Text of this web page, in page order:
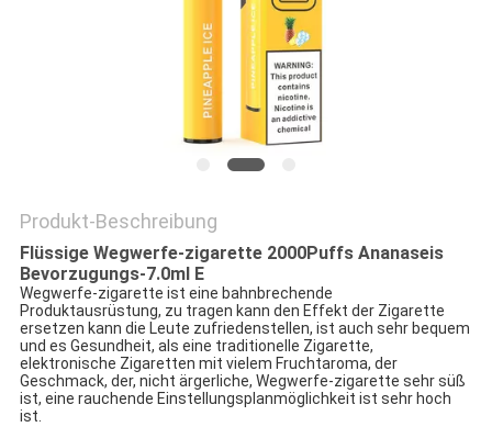
Produkt-Beschreibung
Flüssige Wegwerfe-zigarette 2000Puffs Ananaseis
Bevorzugungs-7.0ml E
Wegwerfe-zigarette ist eine bahnbrechende
Produktausrüstung, zu tragen kann den Effekt der Zigarette
ersetzen kann die Leute zufriedenstellen, ist auch sehr bequem
und es Gesundheit, als eine traditionelle Zigarette,
elektronische Zigaretten mit vielem Fruchtaroma, der
Geschmack, der, nicht ärgerliche, Wegwerfe-zigarette sehr süß
ist, eine rauchende Einstellungsplanmöglichkeit ist sehr hoch
ist.